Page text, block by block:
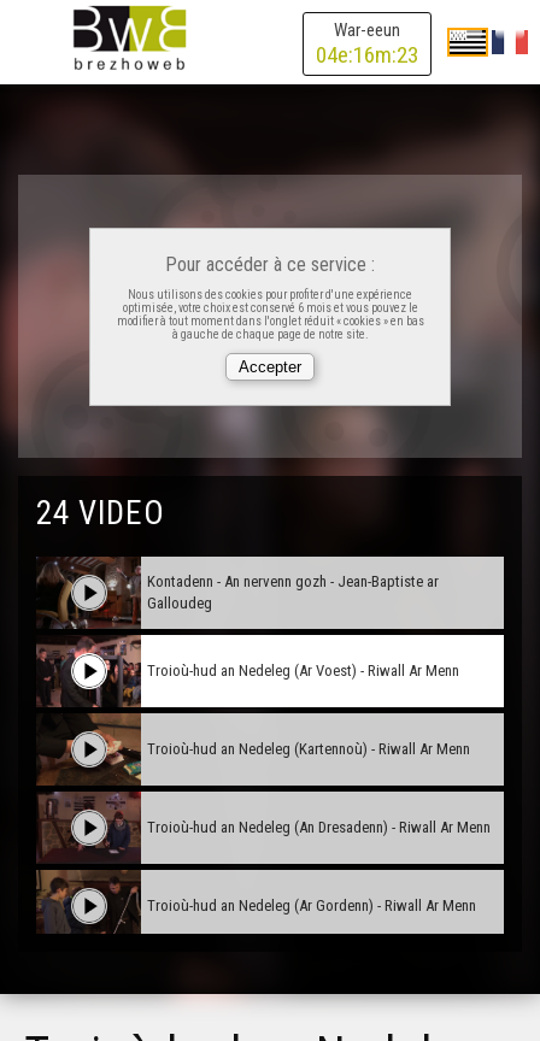
War-eeun
04e:16m:23
Pour accéder à ce service :
Nous utilisons des cookies pour profiter d'une expérience
optimisée, votre choix est conservé 6 mois et vous pouvez le
modifier à tout moment dans l'onglet réduit « cookies » en bas
à gauche de chaque page de notre site.
24 VIDEO
Sketch : Ar Baganiz (tamm) - Ar Vro Bagan
Istor Job ha Maria – Marie-Thérèse Calvez
Troioù-hud an Nedeleg : Eflamm Caouissin
Kontadenn - An nervenn gozh - Jean-Baptiste ar
Galloudeg
Troioù-hud an Nedeleg (Ar Voest) - Riwall Ar Menn
Troioù-hud an Nedeleg (Kartennoù) - Riwall Ar Menn
Troioù-hud an Nedeleg (An Dresadenn) - Riwall Ar Menn
Troioù-hud an Nedeleg (Ar Gordenn) - Riwall Ar Menn